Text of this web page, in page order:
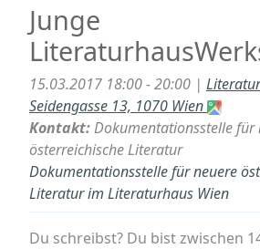
Junge
15.03.2017 18:00 - 20:00 |
Seidengasse 13, 1070 Wien
Kontakt:Dokumentationsstelle für
österreichische Literatur
Dokumentationsstelle für neuere
Literatur im Literaturhaus Wien
Du schreibst? Du bist zwischen